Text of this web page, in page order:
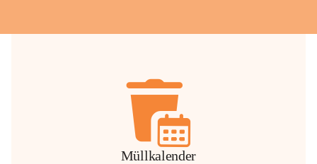
Müllkalender